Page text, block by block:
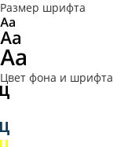
Размер шрифта
Цвет фона и шрифта